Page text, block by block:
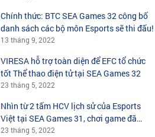
Chính thức: BTC SEA Games 32 công bố
danh sách các bộ môn Esports sẽ thi đấu!
13 tháng 9, 2022
VIRESA hỗ trợ toàn diện để EFC tổ chức
tốt Thể thao điện tử tại SEA Games 32
23 tháng 5, 2022
Nhìn từ 2 tấm HCV lịch sử của Esports
Việt tại SEA Games 31, chơi game đã
không còn là trò tiêu khiển vô bổ!
23 tháng 5, 2022